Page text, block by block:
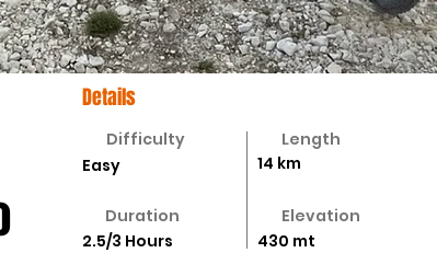
Details
Difficulty
Easy
Length
14 km
Duration
2.5/3 Hours
Elevation
430 mt